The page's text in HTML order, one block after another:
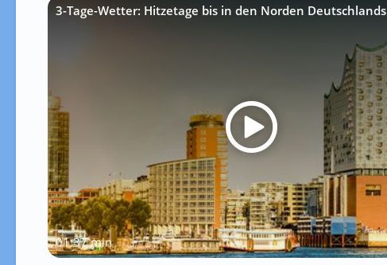
3-Tage-Wetter: Hitzetage bis in den Norden Deutschlands
01:37 min